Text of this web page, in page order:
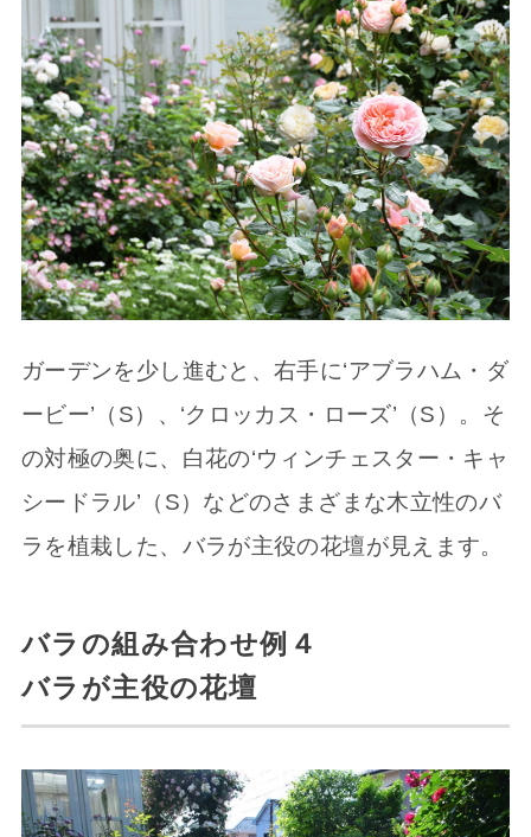
ガーデンを少し進むと、右手に‘アブラハム・ダ
ービー’（S）、‘クロッカス・ローズ’（S）。そ
の対極の奥に、白花の‘ウィンチェスター・キャ
シードラル’（S）などのさまざまな木立性のバ
ラを植栽した、バラが主役の花壇が見えます。
バラの組み合わせ例４
バラが主役の花壇